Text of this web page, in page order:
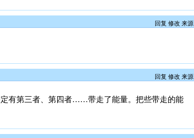
回复 修改 来源
回复 修改 来源
有第三者、第四者……带走了能量。把些带走的能